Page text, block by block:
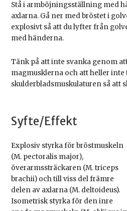
Stå i armböjningsställning med
axlarna. Gå ner med bröstet i
explosivt så att du lyfter från
med händerna.
Tänk på att inte svanka genom
magmusklerna och att heller
skulderbladsmuskulaturen så att
Syfte/Effekt
Explosiv styrka för bröstmuskeln
(M. pectoralis major),
överarmssträckaren (M. triceps
brachii) och till viss del främre
delen av axlarna (M. deltoideus).
Isometrisk styrka för den inre